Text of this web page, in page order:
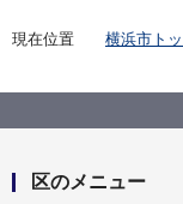
現在位置 横浜市ト
区のメニュー